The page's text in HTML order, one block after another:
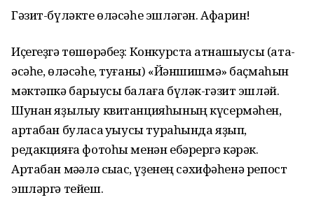
Гәзит-бүләкте өләсәһе эшләгән. Афарин!
Иҫегеҙгә төшөрәбеҙ: Конкурста ҡатнашыусы (ата-
әсәһе, өләсәһе, туғаны) «Йәншишмә» баҫмаһын
мәктәпкә барыусы балаға бүләк-гәзит эшләй.
Шунан яҙылыу квитанцияһының күсермәһен,
артабан буласаҡ уҡыусы тураһында яҙып,
редакцияға фотоһы менән ебәрергә кәрәк.
Артабан мәҡәлә сыҡҡас, үҙенең сәхифәһенә репост
эшләргә тейеш.